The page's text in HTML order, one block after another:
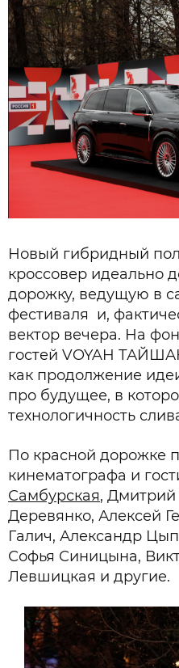
Новый гибридный
кроссовер идеально
дорожку, ведущую в
фестиваля и,
вектор вечера. На
гостей VOYAH
как продолжение
про будущее, в
технологичность
По красной дорожке
кинематографа и
Самбурская, Дмитрий
Деревянко, Алексей
Галич, Александр
Софья Синицына,
Левшицкая и другие.